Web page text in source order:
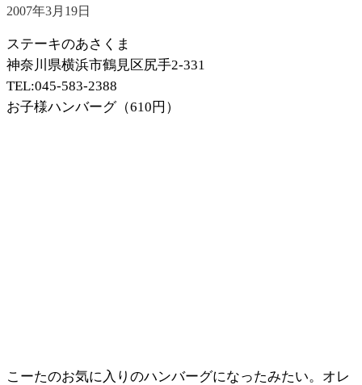
2007年3月19日
ステーキのあさくま
神奈川県横浜市鶴見区尻手2-331
TEL:045-583-2388
お子様ハンバーグ（610円）
こーたのお気に入りのハンバーグになったみたい。オレ